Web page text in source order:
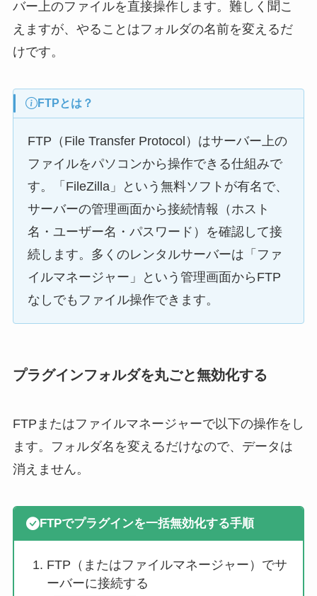
バー上のファイルを直接操作します。難しく聞こ
えますが、やることはフォルダの名前を変えるだ
けです。
FTPとは？
FTP（File Transfer Protocol）はサーバー上の
ファイルをパソコンから操作できる仕組みで
す。「FileZilla」という無料ソフトが有名で、
サーバーの管理画面から接続情報（ホスト
名・ユーザー名・パスワード）を確認して接
続します。多くのレンタルサーバーは「ファ
イルマネージャー」という管理画面からFTP
なしでもファイル操作できます。
プラグインフォルダを丸ごと無効化する
FTPまたはファイルマネージャーで以下の操作をし
ます。フォルダ名を変えるだけなので、データは
消えません。
FTPでプラグインを一括無効化する手順
FTP（またはファイルマネージャー）でサ
ーバーに接続する